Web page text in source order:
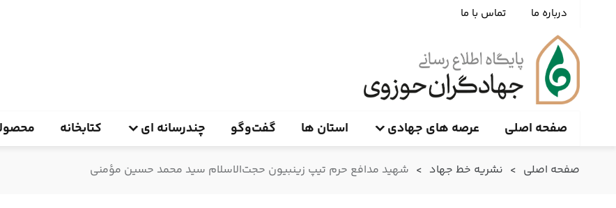
درباره ما تماس با ما
صفحه اصلی عرصه های جهادی استان ها گفت‌وگو چندرسانه ای کتابخانه
صفحه اصلی > نشریه خط جهاد > شهید مدافع حرم تیپ زینبیون حجت‌الاسلام سید محمد حسین مؤمنی